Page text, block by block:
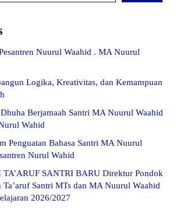
Nuurul Waahid . MA Nuurul
Logika, Kreativitas, dan Kemampuan
Dhuha Berjamaah Santri MA Nuurul Waahid
Wahid
Penguatan Bahasa Santri MA Nuurul
Nurul Wahid
SANTRI BARU Direktur Pondok
Santri MTs dan MA Nuurul Waahid
2026/2027